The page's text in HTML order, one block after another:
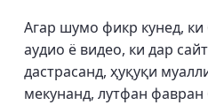
Агар шумо фикр кунед,
аудио ё видео, ки дар
дастрасанд, ҳуқуқи
мекунанд, лутфан